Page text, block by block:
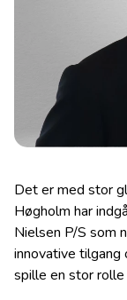
Det er med stor
Høgholm har
Nielsen P/S som
innovative tilgang
spille en stor